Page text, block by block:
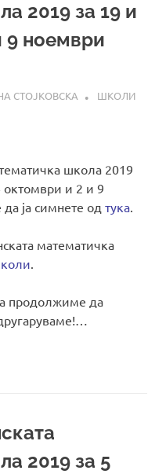
2019 за 19 и
9 ноември
СТОЈКОВСКА ШКОЛИ
школа 2019
октомври и 2 и 9
ја симнете од тука
математичка
продолжиме да
2019 за 5